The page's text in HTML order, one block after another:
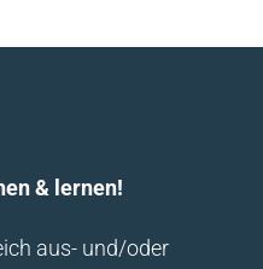
& lernen!
aus- und/oder